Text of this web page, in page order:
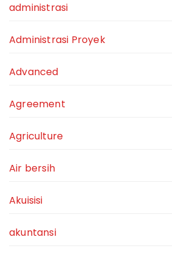
administrasi
Administrasi Proyek
Advanced
Agreement
Agriculture
Air bersih
Akuisisi
akuntansi